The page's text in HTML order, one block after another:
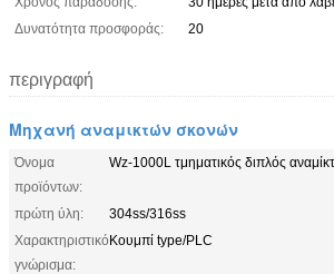
Δυνατότητα προσφοράς:
20
περιγραφή
Μηχανή αναμικτών σκονών
Όνομα
προϊόντων:
Wz-1000L τμηματικός διπλός
πρώτη ύλη:
304ss/316ss
Χαρακτηριστικό
γνώρισμα:
Κουμπί type/PLC